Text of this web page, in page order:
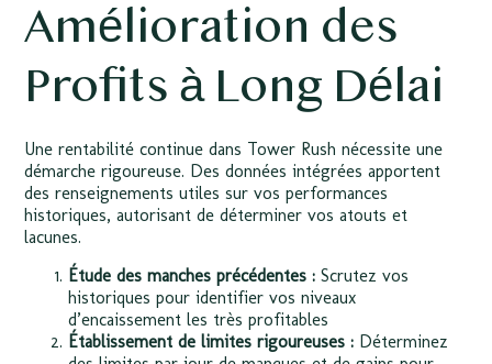
Amélioration des
Profits à Long Délai
Une rentabilité continue dans Tower Rush nécessite une
démarche rigoureuse. Des données intégrées apportent
des renseignements utiles sur vos performances
historiques, autorisant de déterminer vos atouts et
lacunes.
Étude des manches précédentes : Scrutez vos
historiques pour identifier vos niveaux
d’encaissement les très profitables
Établissement de limites rigoureuses : Déterminez